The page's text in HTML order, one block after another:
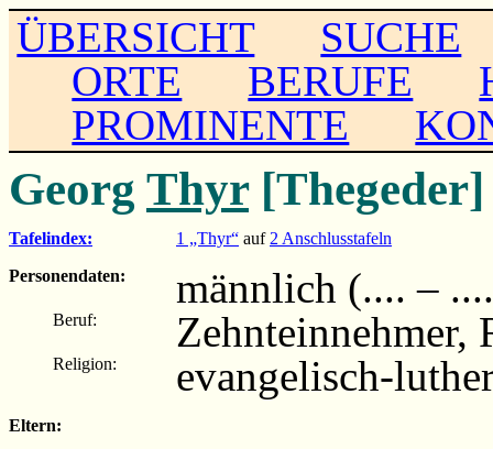
ÜBERSICHT
SUCHE
ORTE
BERUFE
PROMINENTE
Georg Thyr[Thegeder]
Tafelindex: 1 „Thyr“ auf 2 Anschlusstafeln
Personendaten:
männlich (.... –
Beruf: Zehnteinnehmer,
Religion: evangelisch-
Eltern: